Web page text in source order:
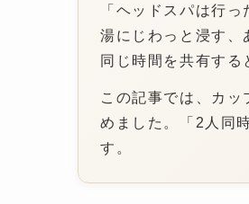
「ヘッドスパは行
湯にじわっと浸す、
同じ時間を共有す
この記事では、カ
めました。「2人同
す。